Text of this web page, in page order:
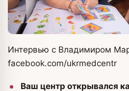
Интервью с Владимиром
facebook.com/ukrmedcentr
Ваш центр открывался